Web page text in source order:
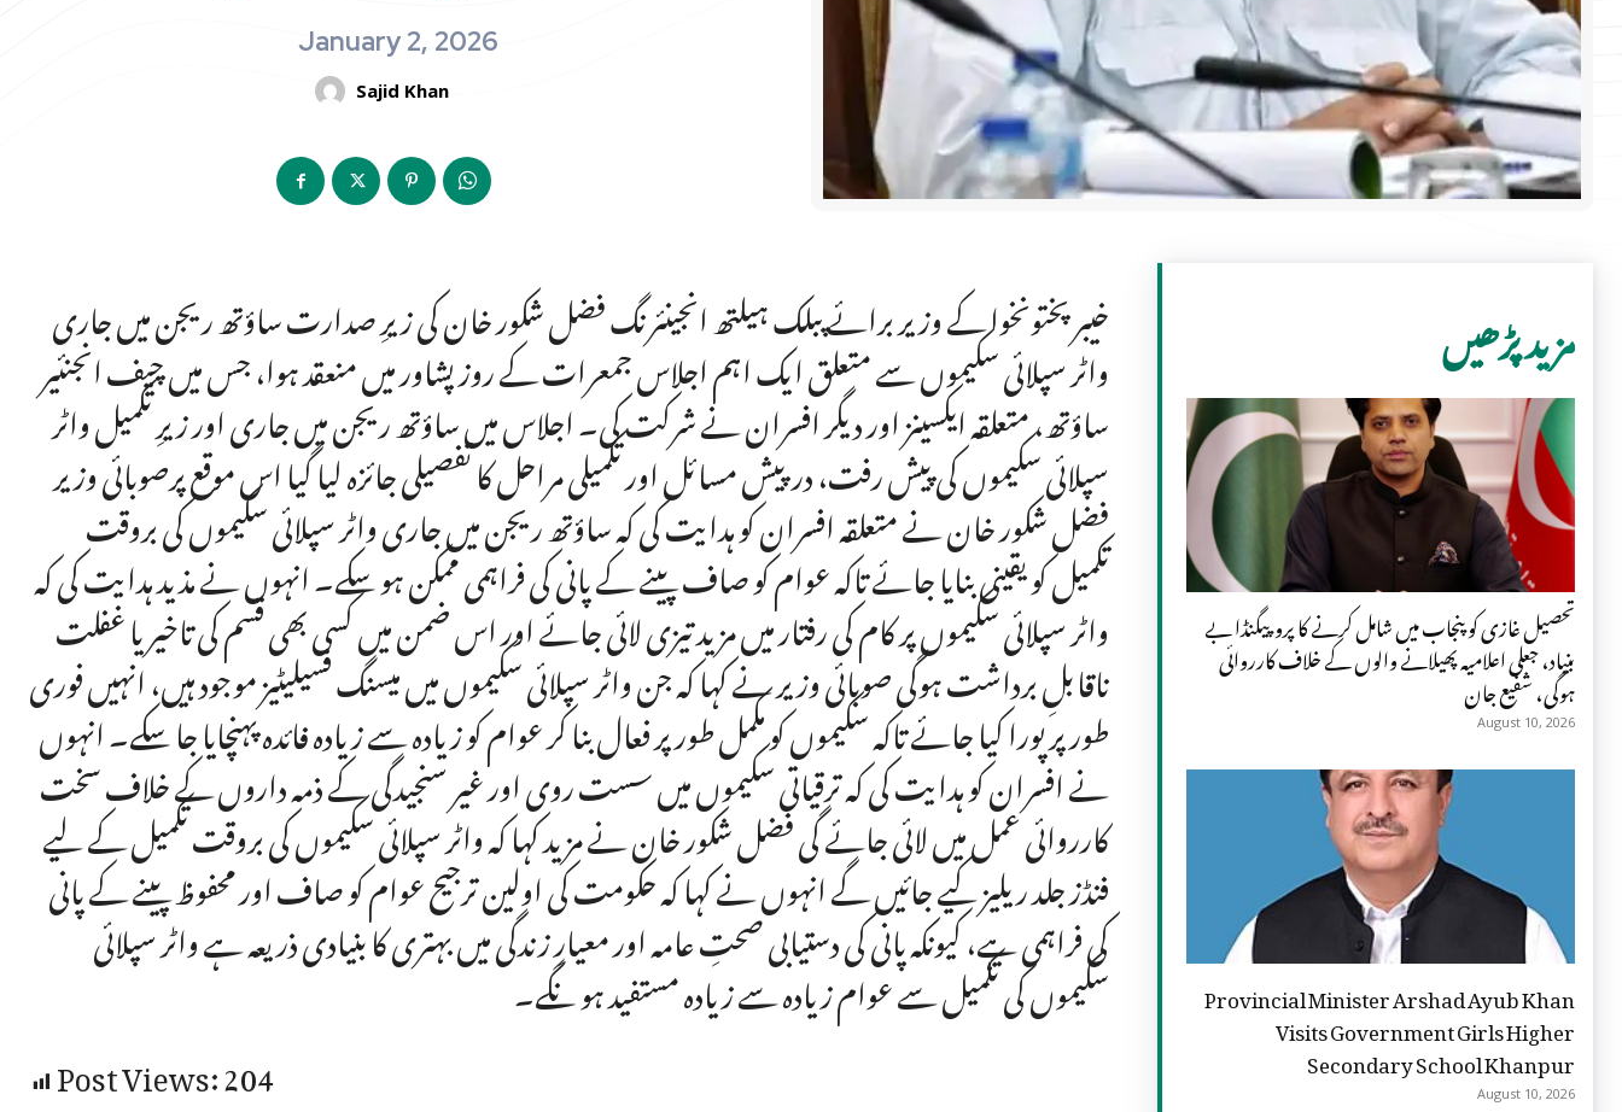
January 2, 2026
Sajid Khan
خیبر پختونخوا کے وزیر برائے پبلک ہیلتھ انجینئرنگ فضل شکور خان کی زیرِ صدارت ساؤتھ ریجن میں جاری
واٹر سپلائی سکیموں سے متعلق ایک اہم اجلاس جمعرات کے روز پشاور میں منعقد ہوا، جس میں چیف انجنئیر
ساؤتھ، متعلقہ ایکسینز اور دیگر افسران نے شرکت کی۔ اجلاس میں ساؤتھ ریجن میں جاری اور زیرِ تکمیل واٹر
سپلائی سکیموں کی پیش رفت، درپیش مسائل اور تکمیلی مراحل کا تفصیلی جائزہ لیا گیا اس موقع پرصوبائی وزیر
فضل شکور خان نے متعلقہ افسران کو ہدایت کی کہ ساؤتھ ریجن میں جاری واٹر سپلائی سکیموں کی بروقت
تکمیل کو یقینی بنایا جائے تاکہ عوام کو صاف پینے کے پانی کی فراہمی ممکن ہو سکے۔ انہوں نے مذید ہدایت کی کہ
واٹر سپلائی سکیموں پر کام کی رفتار میں مزید تیزی لائی جائے اور اس ضمن میں کسی بھی قسم کی تاخیر یا غفلت
ناقابلِ برداشت ہوگی صوبائی وزیر نے کہا کہ جن واٹر سپلائی سکیموں میں میسنگ فسیلیٹیز موجود ہیں، انہیں فوری
طور پر پورا کیا جائے تاکہ سکیموں کو مکمل طور پر فعال بنا کر عوام کو زیادہ سے زیادہ فائدہ پہنچایا جا سکے۔ انہوں
نے افسران کو ہدایت کی کہ ترقیاتی سکیموں میں سست روی اور غیر سنجیدگی کے ذمہ داروں کے خلاف سخت
کارروائی عمل میں لائی جائے گی فضل شکور خان نے مزید کہا کہ واٹر سپلائی سکیموں کی بروقت تکمیل کے لیے
فنڈز جلد ریلیز کیے جائیں گے انہوں نے کہا کہ حکومت کی اولین ترجیح عوام کو صاف اور محفوظ پینے کے پانی
کی فراہمی ہے، کیونکہ پانی کی دستیابی صحتِ عامہ اور معیارِ زندگی میں بہتری کا بنیادی ذریعہ ہے واٹر سپلائی
سکیموں کی تکمیل سے عوام زیادہ سے زیادہ مستفید ہو نگے۔
Post Views:204
مزید پڑھیں
تحصیل غازی کو پنجاب میں شامل کرنے کا پروپیگنڈا بے
بنیاد، جعلی اعلامیہ پھیلانے والوں کے خلاف کارروائی
ہوگی، شفیع جان
August 10, 2026
Provincial Minister Arshad Ayub Khan
Visits Government Girls Higher
Secondary School Khanpur
August 10, 2026